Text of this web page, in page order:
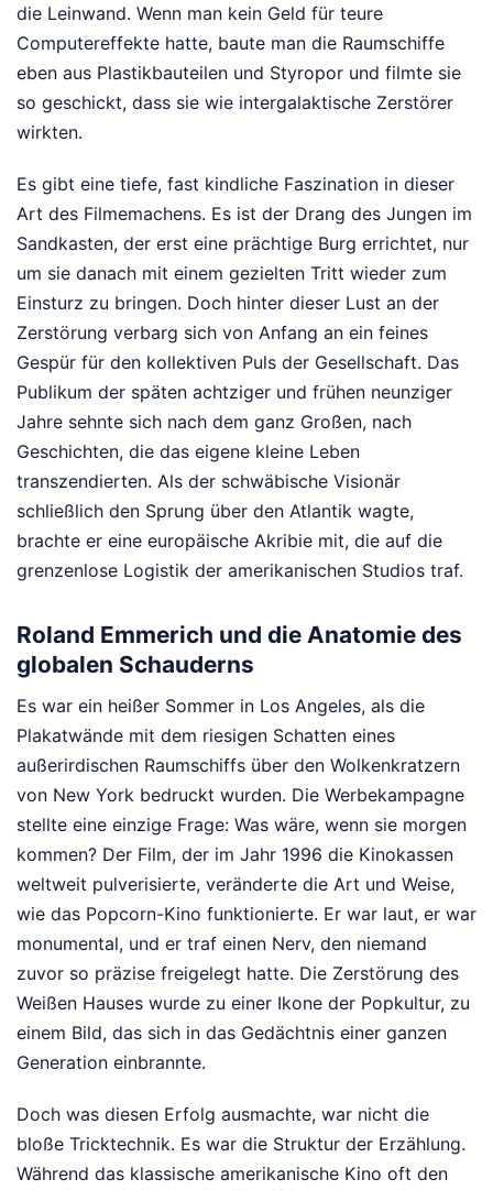
die Leinwand. Wenn man kein Geld für teure
Computereffekte hatte, baute man die Raumschiffe
eben aus Plastikbauteilen und Styropor und filmte sie
so geschickt, dass sie wie intergalaktische Zerstörer
wirkten.
Es gibt eine tiefe, fast kindliche Faszination in dieser
Art des Filmemachens. Es ist der Drang des Jungen im
Sandkasten, der erst eine prächtige Burg errichtet, nur
um sie danach mit einem gezielten Tritt wieder zum
Einsturz zu bringen. Doch hinter dieser Lust an der
Zerstörung verbarg sich von Anfang an ein feines
Gespür für den kollektiven Puls der Gesellschaft. Das
Publikum der späten achtziger und frühen neunziger
Jahre sehnte sich nach dem ganz Großen, nach
Geschichten, die das eigene kleine Leben
transzendierten. Als der schwäbische Visionär
schließlich den Sprung über den Atlantik wagte,
brachte er eine europäische Akribie mit, die auf die
grenzenlose Logistik der amerikanischen Studios traf.
Roland Emmerich und die Anatomie des
globalen Schauderns
Es war ein heißer Sommer in Los Angeles, als die
Plakatwände mit dem riesigen Schatten eines
außerirdischen Raumschiffs über den Wolkenkratzern
von New York bedruckt wurden. Die Werbekampagne
stellte eine einzige Frage: Was wäre, wenn sie morgen
kommen? Der Film, der im Jahr 1996 die Kinokassen
weltweit pulverisierte, veränderte die Art und Weise,
wie das Popcorn-Kino funktionierte. Er war laut, er war
monumental, und er traf einen Nerv, den niemand
zuvor so präzise freigelegt hatte. Die Zerstörung des
Weißen Hauses wurde zu einer Ikone der Popkultur, zu
einem Bild, das sich in das Gedächtnis einer ganzen
Generation einbrannte.
Doch was diesen Erfolg ausmachte, war nicht die
bloße Tricktechnik. Es war die Struktur der Erzählung.
Während das klassische amerikanische Kino oft den